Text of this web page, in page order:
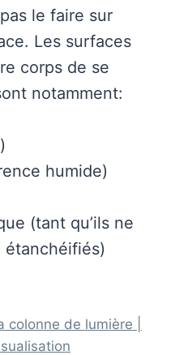
le faire sur
Les surfaces
corps de se
notamment:
humide)
(tant qu’ils ne
étanchéifiés)
colonne de lumière |